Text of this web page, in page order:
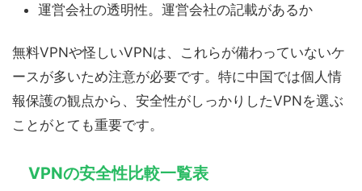
運営会社の透明性。運営会社の記載があるか
無料VPNや怪しいVPNは、これらが備わっていないケ
ースが多いため注意が必要です。特に中国では個人情
報保護の観点から、安全性がしっかりしたVPNを選ぶ
ことがとても重要です。
VPNの安全性比較一覧表